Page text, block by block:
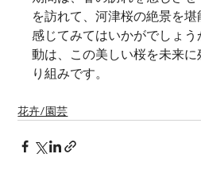
を訪れて、河津桜の絶景を
感じてみてはいかがでしょ
動は、この美しい桜を未来
り組みです。
花卉/園芸